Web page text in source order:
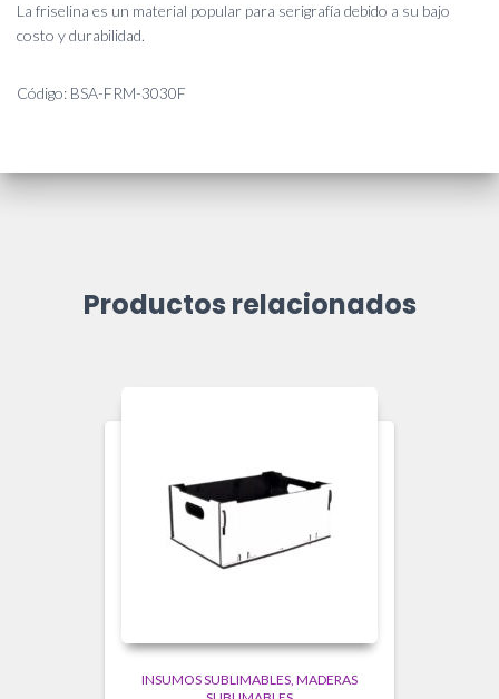
La friselina es un material popular para serigrafía debido a su bajo
costo y durabilidad.
Código: BSA-FRM-3030F
Productos relacionados
INSUMOS SUBLIMABLES MADERAS